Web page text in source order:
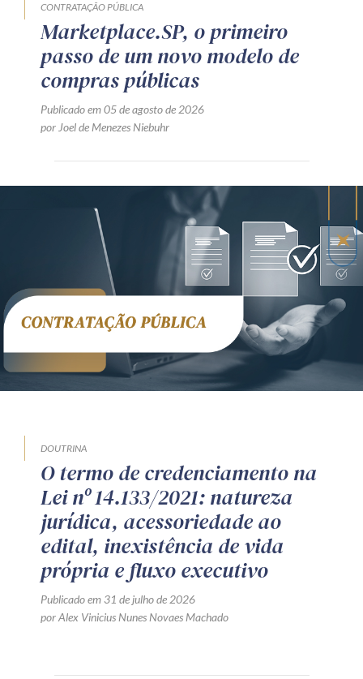
CONTRATAÇÃO PÚBLICA
Marketplace.SP, o primeiro
passo de um novo modelo de
compras públicas
Publicado em 05 de agosto de 2026
por Joel de Menezes Niebuhr
DOUTRINA
O termo de credenciamento na
Lei nº 14.133/2021: natureza
jurídica, acessoriedade ao
edital, inexistência de vida
própria e fluxo executivo
Publicado em 31 de julho de 2026
por Alex Vinicius Nunes Novaes Machado